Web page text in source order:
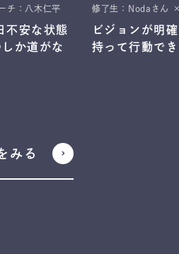
チ：八木仁平
不安な状態
か道がな
修了生：Nodaさん
ビジョンが明
持って行動で
みる